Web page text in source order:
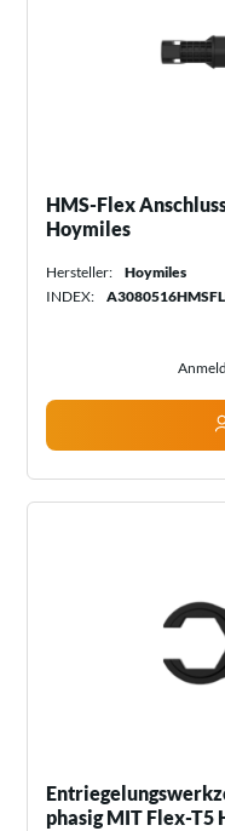
HMS-Flex
Hoymiles
Hersteller:
Hoymiles
INDEX:
phasig MIT Flex-T5